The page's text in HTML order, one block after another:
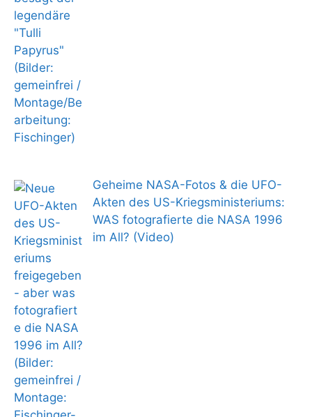
Geheime NASA-Fotos & die UFO-
Akten des US-Kriegsministeriums:
WAS fotografierte die NASA 1996
im All? (Video)